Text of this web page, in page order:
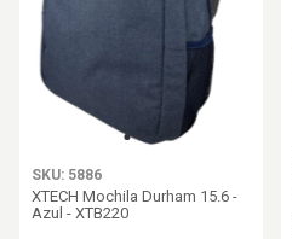
SKU: 5886
XTECH Mochila Durham 15.6 -
Azul - XTB220